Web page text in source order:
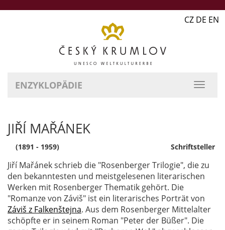
CZ DE EN
ENZYKLOPÄDIE
JIŘÍ MAŘÁNEK
(1891 - 1959) Schriftsteller
Jiří Mařánek schrieb die "Rosenberger Trilogie", die zu
den bekanntesten und meistgelesenen literarischen
Werken mit Rosenberger Thematik gehört. Die
"Romanze von Záviš" ist ein literarisches Porträt von
Záviš z Falkenštejna. Aus dem Rosenberger Mittelalter
schöpfte er in seinem Roman "Peter der Büßer". Die